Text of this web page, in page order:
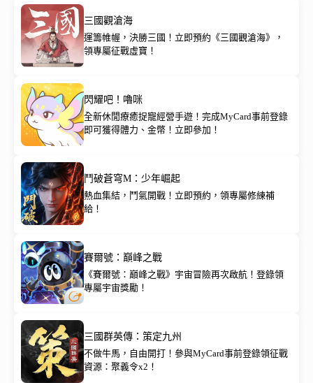
三國觀滄海
運籌帷幄，決勝三國！立即預約《三國觀滄海》，
領專屬征戰虛寶！
閃耀吧！嚕咪
全新休閒療癒捉寵經營手遊！完成MyCard事前登錄
即可獲得體力、金幣！立即參加！
鬥破蒼穹M：少年崛起
熱血集結，鬥氣開戰！立即預約，領專屬修練補
給！
賽爾號：巔峰之戰
《賽爾號：巔峰之戰》宇宙冒險再次啟航！登錄領
專屬宇宙獎勵！
三國群英傳：策定九州
不做牛馬，自由開打！參與MyCard事前登錄領征戰
資源：聚義令x2！